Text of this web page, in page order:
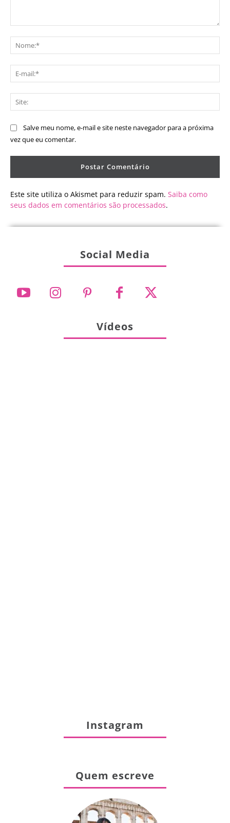
Salve meu nome, e-mail e site neste navegador para a próxima
vez que eu comentar.
Este site utiliza o Akismet para reduzir spam. Saiba como
seus dados em comentários são processados.
Social Media
Vídeos
Instagram
Quem escreve